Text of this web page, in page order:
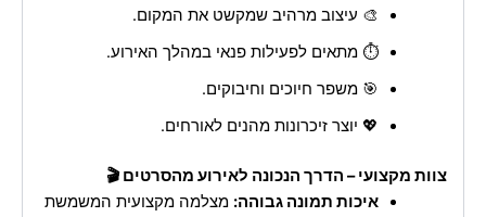
🎨 עיצוב מרהיב שמקשט את המקום.
⏱️ מתאים לפעילות פנאי במהלך האירוע.
🎯 משפר חיוכים וחיבוקים.
💖 יוצר זיכרונות מהנים לאורחים.
צוות מקצועי – הדרך הנכונה לאירוע מהסרטים 🎬
איכות תמונה גבוהה: מצלמה מקצועית המשמשת